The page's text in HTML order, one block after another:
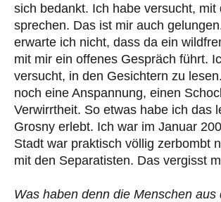
sich bedankt. Ich habe versucht, mit
sprechen. Das ist mir auch
erwarte ich nicht, dass da ein
mit mir ein offenes Gespräch führt.
versucht, in den Gesichtern zu
noch eine Anspannung, einen
Verwirrtheit. So etwas habe ich das
Grosny erlebt. Ich war im Januar
Stadt war praktisch völlig zerbombt
mit den Separatisten. Das vergisst
Was haben denn die Menschen aus